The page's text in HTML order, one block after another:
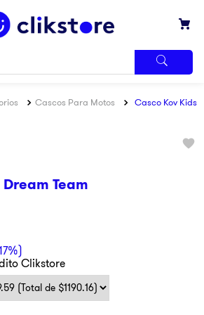
Cascos Para Motos
Casco Kov Kids
Team
)
Clikstore